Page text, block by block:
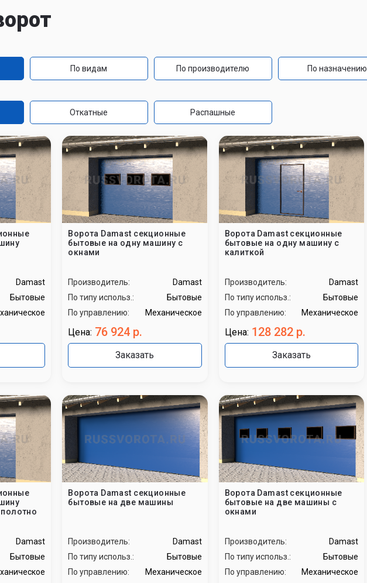
По видам По производителю По назначению
Откатные Распашные
Damast
Бытовые
Ворота Damast секционные
бытовые на одну машину с
окнами
Производитель:
Damast
По типу использ.:
Бытовые
По управлению:
Механическое
Цена: 76 924 р.
Заказать
Ворота Damast секционные
бытовые на одну машину с
калиткой
Производитель:
Damast
По типу использ.:
Бытовые
По управлению:
Механическое
Цена: 128 282 р.
Заказать
Damast
Бытовые
Ворота Damast секционные
бытовые на две машины
Производитель:
Damast
По типу использ.:
Бытовые
По управлению:
Механическое
Ворота Damast секционные
бытовые на две машины с
окнами
Производитель:
Damast
По типу использ.:
Бытовые
По управлению:
Механическое